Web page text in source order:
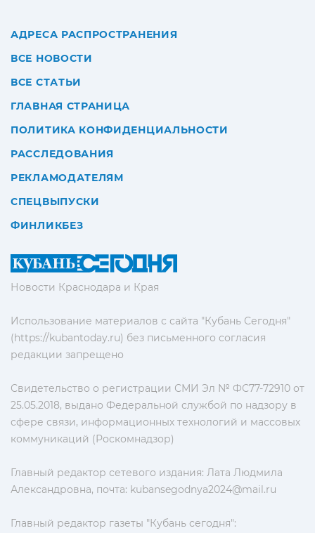
Новости Краснодара и Края
Использование материалов с сайта "Кубань Сегодня"
(https://kubantoday.ru) без письменного согласия
редакции запрещено
Свидетельство о регистрации СМИ Эл № ФС77-72910 от
25.05.2018, выдано Федеральной службой по надзору в
сфере связи, информационных технологий и массовых
коммуникаций (Роскомнадзор)
Главный редактор сетевого издания: Лата Людмила
Александровна, почта: kubansegodnya2024@mail.ru
Главный редактор газеты "Кубань сегодня":
АДРЕСА РАСПРОСТРАНЕНИЯ
ВСЕ НОВОСТИ
ВСЕ СТАТЬИ
ГЛАВНАЯ СТРАНИЦА
ПОЛИТИКА КОНФИДЕНЦИАЛЬНОСТИ
РАССЛЕДОВАНИЯ
РЕКЛАМОДАТЕЛЯМ
СПЕЦВЫПУСКИ
ФИНЛИКБЕЗ